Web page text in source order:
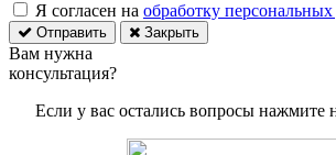
Я согласен на обработку
Отправить Закрыть
Вам нужна
консультация?
Если у вас остались вопросы нажмите